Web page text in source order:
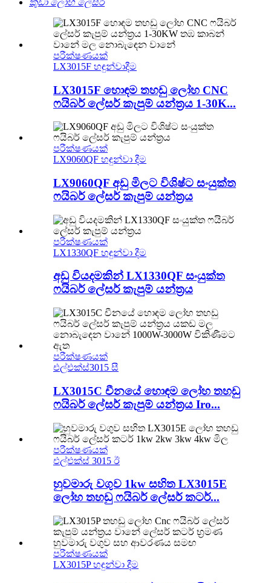
පරීක්ෂණයක්
LX3015F හඳුන්වාදීම
LX3015F හොඳම තහඩු ලෝහ CNC
ෆයිබර් ලේසර් කැපුම් යන්ත්‍රය 1-30K...
පරීක්ෂණයක්
LX9060QF හඳුන්වා දීම
LX9060QF අඩු මිලට විශිෂ්ට සංයුක්ත
ෆයිබර් ලේසර් කැපුම් යන්ත්‍රය
පරීක්ෂණයක්
LX1330QF හඳුන්වා දීම
අඩු වියදමකින් LX1330QF සංයුක්ත
ෆයිබර් ලේසර් කැපුම් යන්ත්‍රය
පරීක්ෂණයක්
එල්එක්ස්3015 සී
LX3015C චීනයේ හොඳම ලෝහ තහඩු
ෆයිබර් ලේසර් කැපුම් යන්ත්‍රය Iro...
පරීක්ෂණයක්
එල්එක්ස් 3015 ඊ
හුවමාරු වගුව 1kw සහිත LX3015E
ලෝහ තහඩු ෆයිබර් ලේසර් කටර්...
පරීක්ෂණයක්
LX3015P හඳුන්වා දීම